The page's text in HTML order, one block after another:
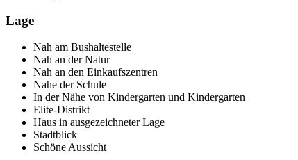
Lage
Nah am Bushaltestelle
Nah an der Natur
Nah an den Einkaufszentren
Nahe der Schule
In der Nähe von Kindergarten und Kindergarten
Elite-Distrikt
Haus in ausgezeichneter Lage
Stadtblick
Schöne Aussicht